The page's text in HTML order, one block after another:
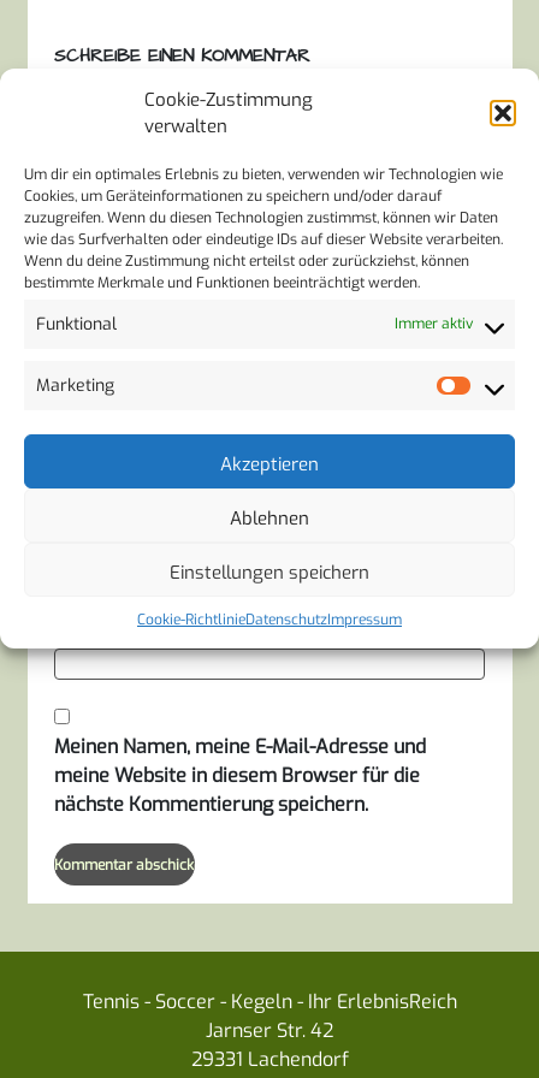
Cookie-Zustimmung
verwalten
Um dir ein optimales Erlebnis zu bieten, verwenden wir Technologien wie
Cookies, um Geräteinformationen zu speichern und/oder darauf
zuzugreifen. Wenn du diesen Technologien zustimmst, können wir Daten
wie das Surfverhalten oder eindeutige IDs auf dieser Website verarbeiten.
Wenn du deine Zustimmung nicht erteilst oder zurückziehst, können
bestimmte Merkmale und Funktionen beeinträchtigt werden.
Funktional Immer aktiv
Marketing
Akzeptieren
Ablehnen
Einstellungen speichern
Cookie-RichtlinieDatenschutzImpressum
SCHREIBE EINEN KOMMENTAR
Deine E-Mail-Adresse wird nicht veröffentlicht.
Kommentar*
Meinen Namen, meine E-Mail-Adresse und
meine Website in diesem Browser für die
nächste Kommentierung speichern.
Tennis - Soccer - Kegeln - Ihr ErlebnisReich
Jarnser Str. 42
29331 Lachendorf